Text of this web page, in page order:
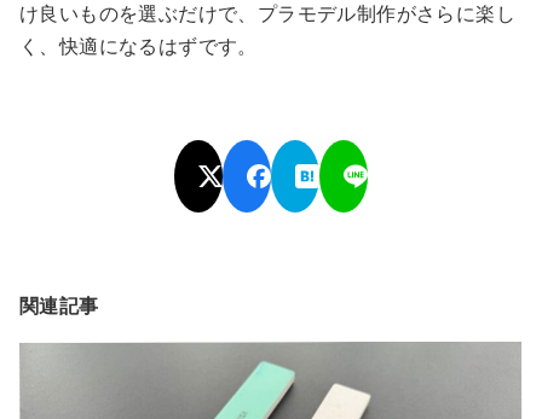
け良いものを選ぶだけで、プラモデル制作がさらに楽し
く、快適になるはずです。
関連記事